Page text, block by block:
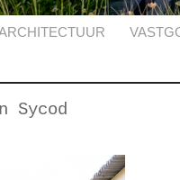
Sycod